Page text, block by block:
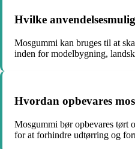
Hvilke
Mosgummi kan bruges til at
inden for modelbygning,
Hvordan opbevares
Mosgummi bør opbevares tørt
for at forhindre udtørring og